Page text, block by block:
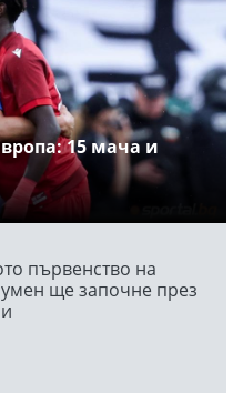
15 мача и
първенство на
ще започне през